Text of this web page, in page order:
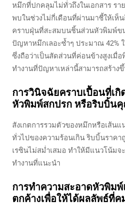
หมึกที่ปกคลุมไม่ทั่วถึงในเอกสาร รา
พบในช่วงไม่กี่เดือนที่ผ่านมาชี้ให้เห็
คราบฝุ่นที่สะสมบนชิ้นส่วนหัวพิมพ์ข
ปัญหาหมึกเลอะซ้ำๆ ประมาณ 42%
ซึ่งถือว่าเป็นสัดส่วนที่ค่อนข้างสูงเมื่
ทำงานที่ปัญหาเหล่านี้สามารถสร้าง
การวินิจฉัยคราบเปื้อนที่เกิ
หัวพิมพ์สกปรก หรือริบบิ้น
สังเกตการรวมตัวของหมึกหรือเส้น
ทั่วไปของความร้อนเกิน ริบบิ้นราค
เรซินไม่สม่ำเสมอ ทำให้มีแนวโน้มจ
ทำงานที่แนะนำ
การทำความสะอาดหัวพิม
ตกค้างเพื่อให้ได้ผลลัพธ์ที่